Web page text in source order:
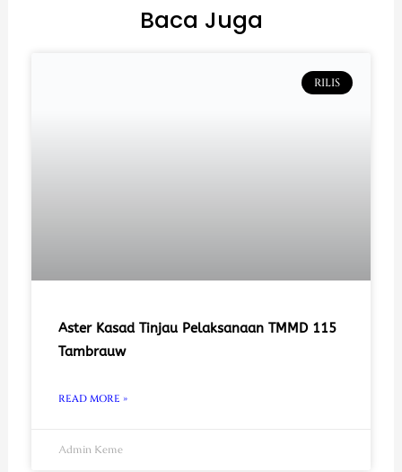
Baca Juga
RILIS
Aster Kasad Tinjau Pelaksanaan TMMD 115
Tambrauw
READ MORE »
Admin Keme